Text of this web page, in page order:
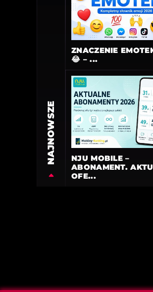
NAJNOWSZE
ZNACZENIE
😂 – ...
NJU MOBILE –
ABONAMENT.
OFE...